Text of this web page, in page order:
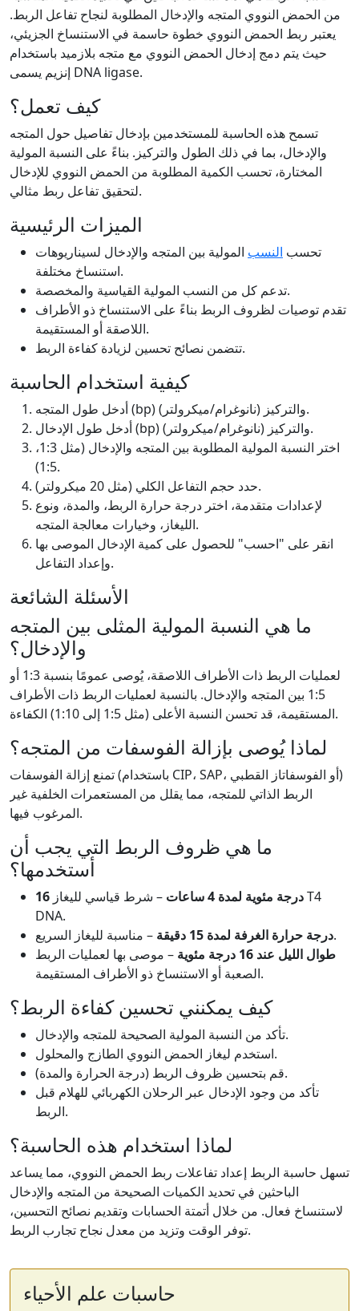
من الحمض النووي المتجه والإدخال المطلوبة لنجاح تفاعل الربط.
يعتبر ربط الحمض النووي خطوة حاسمة في الاستنساخ الجزيئي،
حيث يتم دمج إدخال الحمض النووي مع متجه بلازميد باستخدام
إنزيم يسمى DNA ligase.
كيف تعمل؟
تسمح هذه الحاسبة للمستخدمين بإدخال تفاصيل حول المتجه
والإدخال، بما في ذلك الطول والتركيز. بناءً على النسبة المولية
المختارة، تحسب الكمية المطلوبة من الحمض النووي للإدخال
لتحقيق تفاعل ربط مثالي.
الميزات الرئيسية
تحسب النسب المولية بين المتجه والإدخال لسيناريوهات
استنساخ مختلفة.
تدعم كل من النسب المولية القياسية والمخصصة.
تقدم توصيات لظروف الربط بناءً على الاستنساخ ذو الأطراف
اللاصقة أو المستقيمة.
تتضمن نصائح تحسين لزيادة كفاءة الربط.
كيفية استخدام الحاسبة
أدخل طول المتجه (bp) والتركيز (نانوغرام/ميكرولتر).
أدخل طول الإدخال (bp) والتركيز (نانوغرام/ميكرولتر).
اختر النسبة المولية المطلوبة بين المتجه والإدخال (مثل 1:3،
1:5).
حدد حجم التفاعل الكلي (مثل 20 ميكرولتر).
لإعدادات متقدمة، اختر درجة حرارة الربط، والمدة، ونوع
الليغاز، وخيارات معالجة المتجه.
انقر على "احسب" للحصول على كمية الإدخال الموصى بها
وإعداد التفاعل.
الأسئلة الشائعة
ما هي النسبة المولية المثلى بين المتجه
والإدخال؟
لعمليات الربط ذات الأطراف اللاصقة، يُوصى عمومًا بنسبة 1:3 أو
1:5 بين المتجه والإدخال. بالنسبة لعمليات الربط ذات الأطراف
المستقيمة، قد تحسن النسبة الأعلى (مثل 1:5 إلى 1:10) الكفاءة.
لماذا يُوصى بإزالة الفوسفات من المتجه؟
تمنع إزالة الفوسفات (باستخدام CIP، SAP، أو الفوسفاتاز القطبي)
الربط الذاتي للمتجه، مما يقلل من المستعمرات الخلفية غير
المرغوب فيها.
ما هي ظروف الربط التي يجب أن
أستخدمها؟
16 درجة مئوية لمدة 4 ساعات
– شرط قياسي لليغاز T4
DNA.
درجة حرارة الغرفة لمدة 15 دقيقة– مناسبة لليغاز السريع.
طوال الليل عند 16 درجة مئوية
– موصى بها لعمليات الربط
الصعبة أو الاستنساخ ذو الأطراف المستقيمة.
كيف يمكنني تحسين كفاءة الربط؟
تأكد من النسبة المولية الصحيحة للمتجه والإدخال.
استخدم ليغاز الحمض النووي الطازج والمحلول.
قم بتحسين ظروف الربط (درجة الحرارة والمدة).
تأكد من وجود الإدخال عبر الرحلان الكهربائي للهلام قبل
الربط.
لماذا استخدام هذه الحاسبة؟
تسهل حاسبة الربط إعداد تفاعلات ربط الحمض النووي، مما يساعد
الباحثين في تحديد الكميات الصحيحة من المتجه والإدخال
لاستنساخ فعال. من خلال أتمتة الحسابات وتقديم نصائح التحسين،
توفر الوقت وتزيد من معدل نجاح تجارب الربط.
حاسبات علم الأحياء